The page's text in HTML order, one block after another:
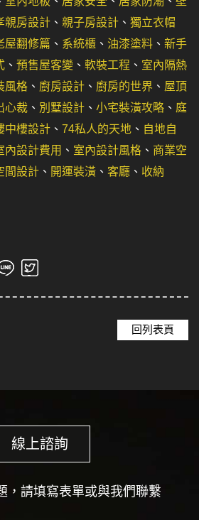
親房設計 、 親子房設計 、 獨立衣帽
屋翻修篇 、 系統櫃 、 油漆塗料 、 新手
、 預售屋客變 、 軟裝工程 、 室內隔熱
風格 、 廚房設計 、 廚房的世界 、 屋頂
心裁 、 別墅設計 、 小宅裝潢攻略 、 庭
中樓設計 、 74私人的天地 、 自地自
內設計費用 、 室內設計風格 、 商業空
間設計 、 開運裝潢 、 客廳 、 收納
回列表頁
線上諮詢
，請填寫表單或與我們聯繫